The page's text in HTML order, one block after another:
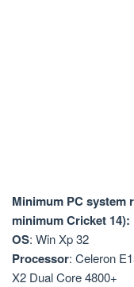
Minimum PC system
minimum Cricket 14):
OS: Win Xp 32
Processor: Celeron
X2 Dual Core 4800+